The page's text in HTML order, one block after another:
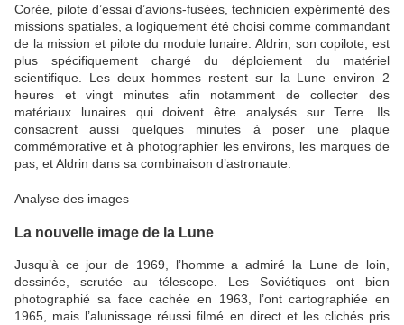
Corée, pilote d’essai d’avions-fusées, technicien expérimenté des
missions spatiales, a logiquement été choisi comme commandant
de la mission et pilote du module lunaire. Aldrin, son copilote, est
plus spécifiquement chargé du déploiement du matériel
scientifique. Les deux hommes restent sur la Lune environ 2
heures et vingt minutes afin notamment de collecter des
matériaux lunaires qui doivent être analysés sur Terre. Ils
consacrent aussi quelques minutes à poser une plaque
commémorative et à photographier les environs, les marques de
pas, et Aldrin dans sa combinaison d’astronaute.
Analyse des images
La nouvelle image de la Lune
Jusqu’à ce jour de 1969, l’homme a admiré la Lune de loin,
dessinée, scrutée au télescope. Les Soviétiques ont bien
photographié sa face cachée en 1963, l’ont cartographiée en
1965, mais l’alunissage réussi filmé en direct et les clichés pris